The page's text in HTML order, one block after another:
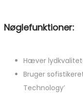
Nøglefunktioner:
Hæver
Bruger
Technology’